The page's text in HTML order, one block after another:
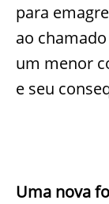
para
ao
um menor
e seu
Uma nova